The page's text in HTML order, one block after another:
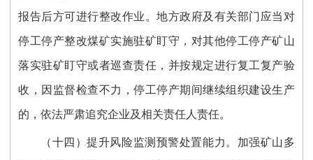
报告后方可进行整改作业。地方政府及有关部门应当对
停工停产整改煤矿实施驻矿盯守，对其他停工停产矿山
落实驻矿盯守或者巡查责任，并按规定进行复工复产验
收，因监督检查不力，停工停产期间继续组织建设生产
的，依法严肃追究企业及相关责任人责任。
（十四）提升风险监测预警处置能力。加强矿山多